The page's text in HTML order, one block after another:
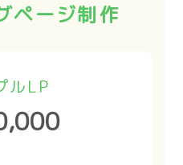
ページ制作
ルLP